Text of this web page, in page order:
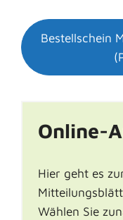
Bestellschein
Online-
Hier geht es
Wählen Sie